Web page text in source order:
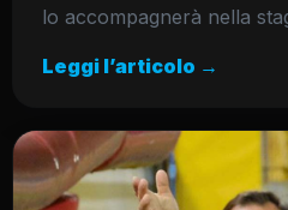
lo accompagnerà nella
Leggi l’articolo →